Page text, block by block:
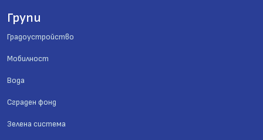
Групи
Градоустройство
Мобилност
Вода
Сграден фонд
Зелена система